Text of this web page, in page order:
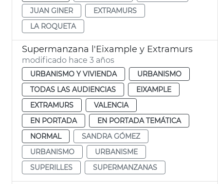
JUAN GINER
EXTRAMURS
LA ROQUETA
Supermanzana l'Eixample y Extramurs
modificado hace 3 años
URBANISMO Y VIVIENDA
URBANISMO
TODAS LAS AUDIENCIAS
EIXAMPLE
EXTRAMURS
VALENCIA
EN PORTADA
EN PORTADA TEMÁTICA
NORMAL
SANDRA GÓMEZ
URBANISMO
URBANISME
SUPERILLES
SUPERMANZANAS